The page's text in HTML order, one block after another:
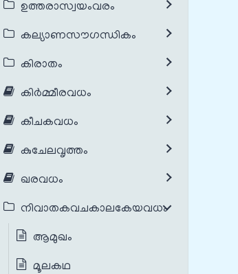
ഉത്തരാസ്വയംവരം
കല്യാണസൗഗന്ധികം
കിരാതം
കിർമ്മീരവധം
കീചകവധം
കുചേലവൃത്തം
ഖരവധം
നിവാതകവചകാലകേയവധം
ആമുഖം
മൂലകഥ